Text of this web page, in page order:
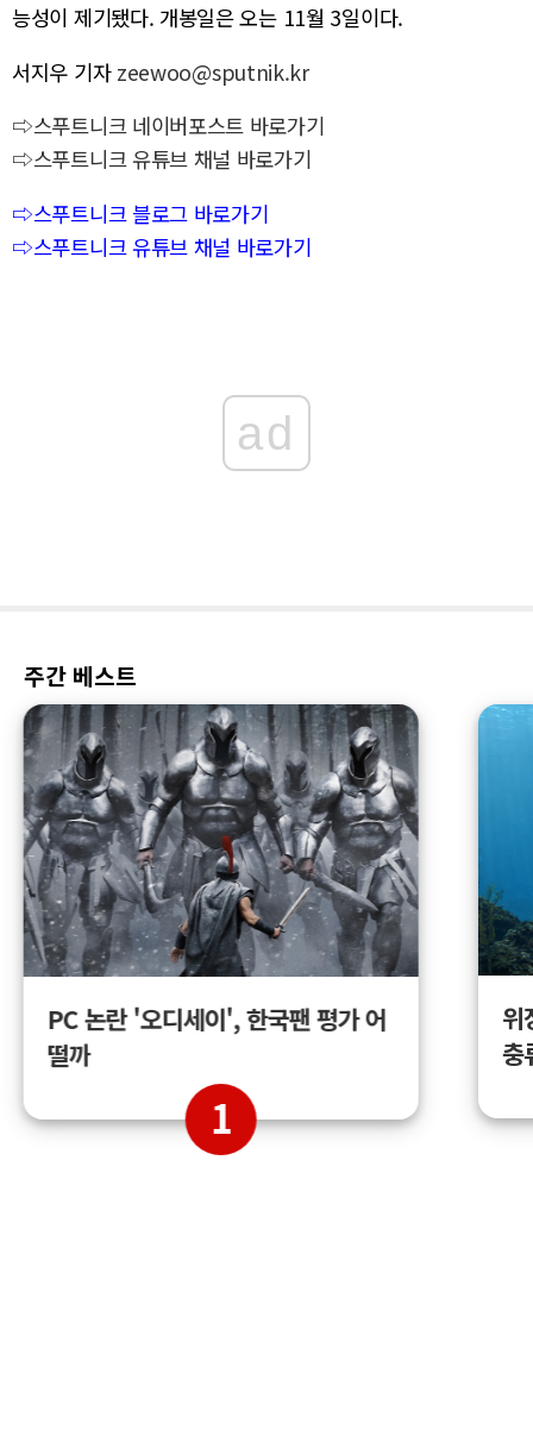
능성이 제기됐다. 개봉일은 오는 11월 3일이다.
서지우 기자 zeewoo@sputnik.kr
⇨스푸트니크 네이버포스트 바로가기
⇨스푸트니크 유튜브 채널 바로가기
⇨스푸트니크 블로그 바로가기
⇨스푸트니크 유튜브 채널 바로가기
ad
주간 베스트
PC 논란 '오디세이', 한국팬 평가 어
떨까
1
위
충